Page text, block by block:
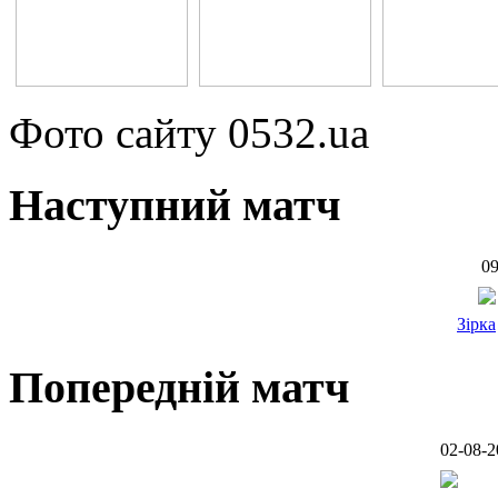
Фото сайту 0532.ua
Наступний матч
Зірка
Попередній матч
02-08-